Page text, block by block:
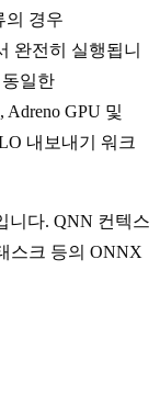
의 경우
완전히 실행됩니
일한
Adreno GPU 및
내보내기 워크
니다. QNN 컨텍스
스크 등의 ONNX